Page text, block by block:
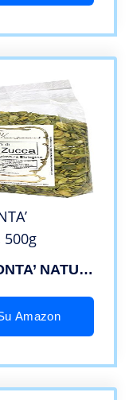
500g
BONGIOVANNI FARINE E BONTA’ NATURALI
Amazon